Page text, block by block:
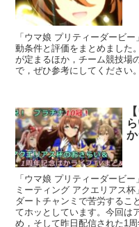
「ウマ娘 プリティーダービ
動条件と評価をまとめました
が定まるほか，チーム競技場
で，ぜひ参考にしてください。
「ウマ娘 プリティーダービ
ミーティング アクエリアス
ダートチャンミで苦労するこ
てホッとしています。今回は
め，そして昨日配信された1